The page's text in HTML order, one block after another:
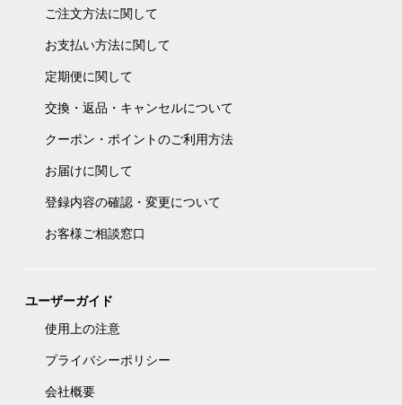
ご注文方法に関して
お支払い方法に関して
定期便に関して
交換・返品・キャンセルについて
クーポン・ポイントのご利用方法
お届けに関して
登録内容の確認・変更について
お客様ご相談窓口
ユーザーガイド
使用上の注意
プライバシーポリシー
会社概要